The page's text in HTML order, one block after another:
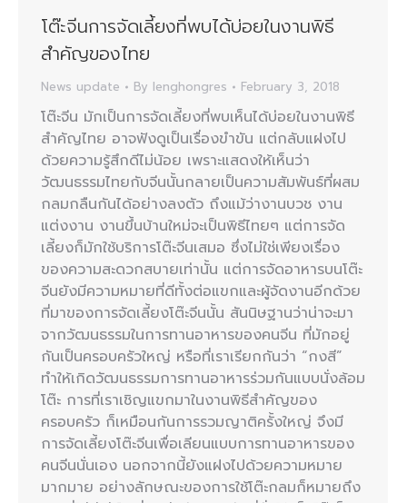
โต๊ะจีนการจัดเลี้ยงที่พบได้บ่อยในงานพิธี
สำคัญของไทย
News update By lenghongres February 3, 2018
โต๊ะจีน มักเป็นการจัดเลี้ยงที่พบเห็นได้บ่อยในงานพิธี
สำคัญไทย อาจฟังดูเป็นเรื่องขำขัน แต่กลับแฝงไป
ด้วยความรู้สึกดีไม่น้อย เพราะแสดงให้เห็นว่า
วัฒนธรรมไทยกับจีนนั้นกลายเป็นความสัมพันธ์ที่ผสม
กลมกลืนกันได้อย่างลงตัว ถึงแม้ว่างานบวช งาน
แต่งงาน งานขึ้นบ้านใหม่จะเป็นพิธีไทยๆ แต่การจัด
เลี้ยงก็มักใช้บริการโต๊ะจีนเสมอ ซึ่งไม่ใช่เพียงเรื่อง
ของความสะดวกสบายเท่านั้น แต่การจัดอาหารบนโต๊ะ
จีนยังมีความหมายที่ดีทั้งต่อแขกและผู้จัดงานอีกด้วย
ที่มาของการจัดเลี้ยงโต๊ะจีนนั้น สันนิษฐานว่าน่าจะมา
จากวัฒนธรรมในการทานอาหารของคนจีน ที่มักอยู่
กันเป็นครอบครัวใหญ่ หรือที่เราเรียกกันว่า “กงสี”
ทำให้เกิดวัฒนธรรมการทานอาหารร่วมกันแบบนั่งล้อม
โต๊ะ การที่เราเชิญแขกมาในงานพิธีสำคัญของ
ครอบครัว ก็เหมือนกันการรวมญาติครั้งใหญ่ จึงมี
การจัดเลี้ยงโต๊ะจีนเพื่อเลียนแบบการทานอาหารของ
คนจีนนั่นเอง นอกจากนี้ยังแฝงไปด้วยความหมาย
มากมาย อย่างลักษณะของการใช้โต๊ะกลมก็หมายถึง